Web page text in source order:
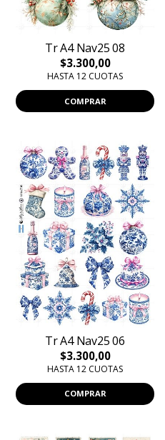
Tr A4 Nav25 08
$3.300,00
HASTA 12 CUOTAS
COMPRAR
Tr A4 Nav25 06
$3.300,00
HASTA 12 CUOTAS
COMPRAR